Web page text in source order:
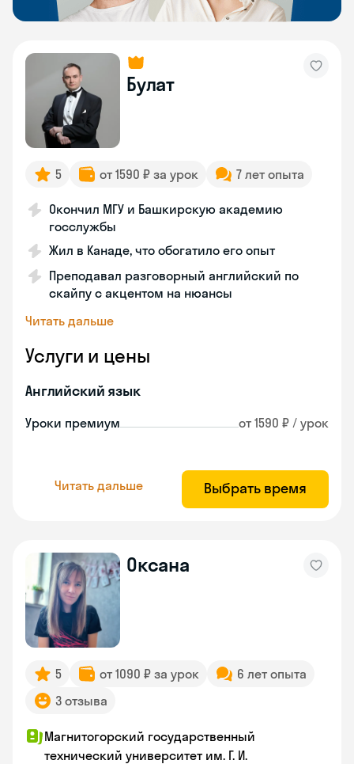
Булат
5 от 1590 ₽ за урок 7 лет опыта
Окончил МГУ и Башкирскую академию
госслужбы
Жил в Канаде, что обогатило его опыт
Преподавал разговорный английский по
скайпу с акцентом на нюансы
Читать дальше
Услуги и цены
Английский язык
Уроки премиум от 1590 ₽ / урок
Читать дальше Выбрать время
Оксана
5 от 1090 ₽ за урок
6 лет опыта
3 отзыва
Магнитогорский государственный
технический университет им. Г. И.